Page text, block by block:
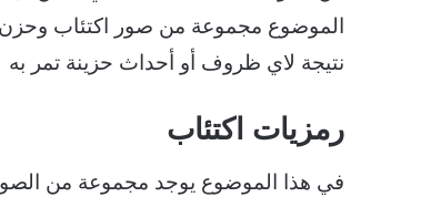
الموضوع مجموعة من صور اكتئاب وحزن
نتيجة لاي ظروف أو أحداث حزينة تمر به
رمزيات اكتئاب
في هذا الموضوع يوجد مجموعة من